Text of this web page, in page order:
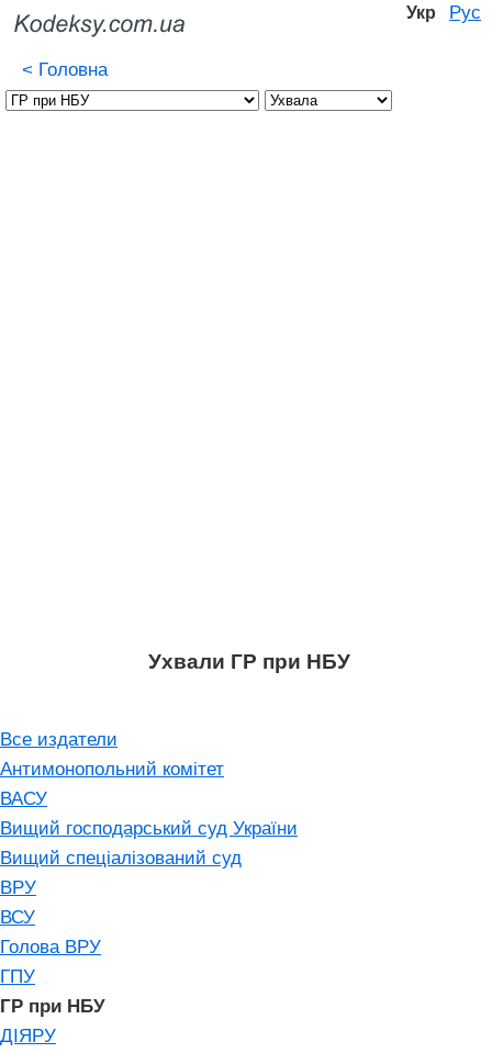
Укр Рус
< Головна
Ухвали ГР при НБУ
Все издатели
Антимонопольний комітет
ВАСУ
Вищий господарський суд України
Вищий спеціалізований суд
ВРУ
ВСУ
Голова ВРУ
ГПУ
ГР при НБУ
ДІЯРУ